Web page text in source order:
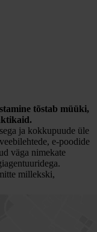
tõstab müüki,
ja kokkupuude üle
e-poodide
väga nimekate
millekski,